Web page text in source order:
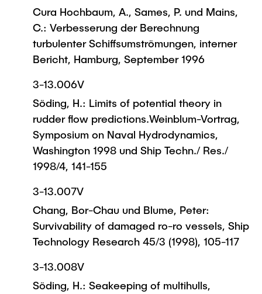
Cura Hochbaum, A., Sames, P. und Mains,
C.: Verbesserung der Berechnung
turbulenter Schiffsumströmungen, interner
Bericht, Hamburg, September 1996
3-13.006V
Söding, H.: Limits of potential theory in
rudder flow predictions.Weinblum-Vortrag,
Symposium on Naval Hydrodynamics,
Washington 1998 und Ship Techn./ Res./
1998/4, 141-155
3-13.007V
Chang, Bor-Chau und Blume, Peter:
Survivability of damaged ro-ro vessels, Ship
Technology Research 45/3 (1998), 105-117
3-13.008V
Söding, H.: Seakeeping of multihulls,